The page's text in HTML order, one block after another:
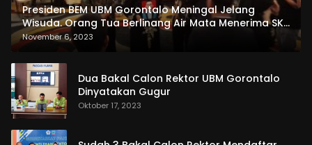
Presiden BEM UBM Gorontalo Meningal Jelang
Wisuda. Orang Tua Berlinang Air Mata Menerima SKL
dan Pemasangan Salempang
November 6, 2023
Dua Bakal Calon Rektor UBM Gorontalo
Dinyatakan Gugur
Oktober 17, 2023